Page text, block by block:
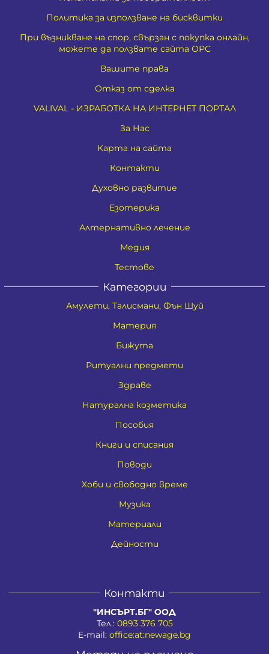
Политика за използване на бисквитки
При възникване на спор, свързан с покупка онлайн,
можете да ползвате сайта ОРС
Вашите права
Отказ от сделка
VALIVAL - ИЗРАБОТКА НА ИНТЕРНЕТ ПОРТАЛ
За Нас
Карта на сайта
Контакти
Духовно развитие
Езотерика
Алтернативно лечение
Медия
Тестове
Категории
Амулети, Талисмани, Фън Шуй
Материя
Бижута
Ритуални предмети
Здраве
Натурална козметика
Пособия
Книги и списания
Поводи
Хоби и свободно време
Музика
Материали
Дейности
Контакти
"ИНСЪРТ.БГ" ООД
Тел.: 0893 376 705
E-mail: office:at:newage.bg